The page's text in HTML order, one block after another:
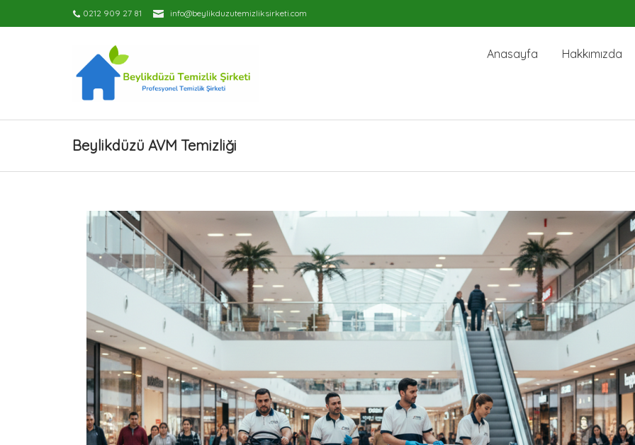
0212 909 27 81 info@beylikduzutemizliksirketi.com
Anasayfa Hakkımızda
Beylikdüzü AVM Temizliği